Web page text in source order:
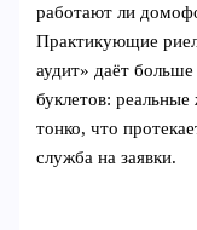
работают ли
Практикующие
аудит» даёт
буклетов: реальные
тонко, что
служба на заявки.